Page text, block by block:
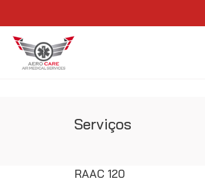
Serviços
RAAC 120